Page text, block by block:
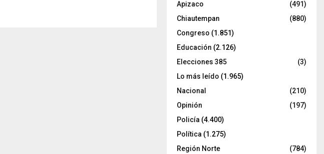
Apizaco
(491)
Chiautempan
(880)
Congreso (1.851)
Educación (2.126)
Elecciones 385
(3)
Lo más leído (1.965)
Nacional
(210)
Opinión
(197)
Policía (4.400)
Política (1.275)
Región Norte
(784)